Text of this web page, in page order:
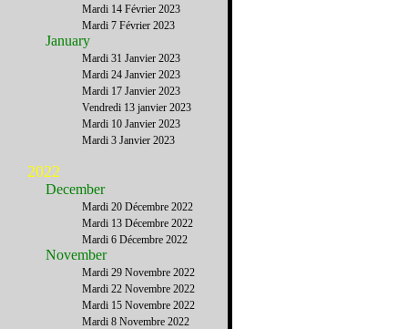
Mardi 14 Février 2023
Mardi 7 Février 2023
January
Mardi 31 Janvier 2023
Mardi 24 Janvier 2023
Mardi 17 Janvier 2023
Vendredi 13 janvier 2023
Mardi 10 Janvier 2023
Mardi 3 Janvier 2023
2022
December
Mardi 20 Décembre 2022
Mardi 13 Décembre 2022
Mardi 6 Décembre 2022
November
Mardi 29 Novembre 2022
Mardi 22 Novembre 2022
Mardi 15 Novembre 2022
Mardi 8 Novembre 2022